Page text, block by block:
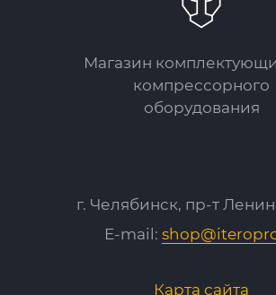
Магазин
компрессорного
оборудования
г. Челябинск, пр-т
E-mail:
Карта сайта